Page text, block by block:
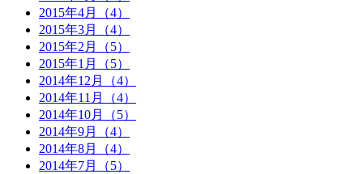
2015年4月（4）
2015年3月（4）
2015年2月（5）
2015年1月（5）
2014年12月（4）
2014年11月（4）
2014年10月（5）
2014年9月（4）
2014年8月（4）
2014年7月（5）